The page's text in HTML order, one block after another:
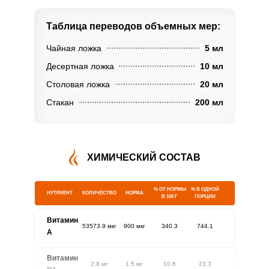
Таблица переводов объемных мер:
Чайная ложка
5 мл
Десертная ложка
10 мл
Столовая ложка
20 мл
Стакан
200 мл
ХИМИЧЕСКИЙ СОСТАВ
НУТРИЕНТ КОЛИЧЕСТВО НОРМА
% ОТ НОРМЫ
В 100 Г
% В ОДНОЙ
ПОРЦИИ
Витамин
A
53573.9 мкг 900 мкг 340.3 744.1
Витамин
2.8 мг 1.5 мг 10.6 23.3